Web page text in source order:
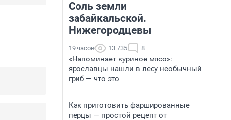
Соль земли
забайкальской.
Нижегородцевы
19 часов 13 735 8
«Напоминает куриное мясо»:
ярославцы нашли в лесу необычный
гриб — что это
Как приготовить фаршированные
перцы — простой рецепт от